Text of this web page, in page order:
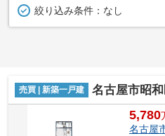
絞り込み条件： なし
売買 | 新築一戸建 名古屋市昭和区村雲町6‐22
5,780
名古屋